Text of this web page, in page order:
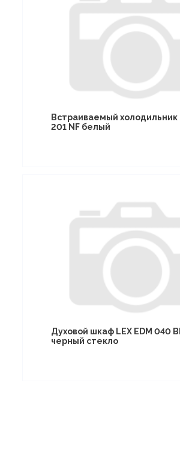
Встраиваемый холодильник
201 NF белый
Духовой шкаф LEX EDM 040
черный стекло